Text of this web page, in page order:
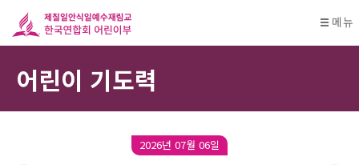
메뉴
어린이 기도력
2026년 07월 06일